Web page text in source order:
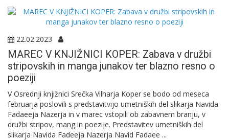
22.02.2023
MAREC V KNJIŽNICI KOPER: Zabava v družbi
stripovskih in manga junakov ter blazno resno o
poeziji
V Osrednji knjižnici Srečka Vilharja Koper se bodo od meseca
februarja poslovili s predstavitvijo umetniških del slikarja Navida
Fadaeeja Nazerja in v marec vstopili ob zabavnem branju, v
družbi stripov, mang in poezije. Predstavitev umetniških del
slikarja Navida Fadeeja Nazerja Navid Fadaee ...